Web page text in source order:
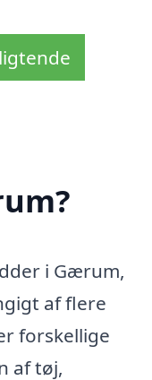
i Gærum,
af flere
forskellige
af tøj,